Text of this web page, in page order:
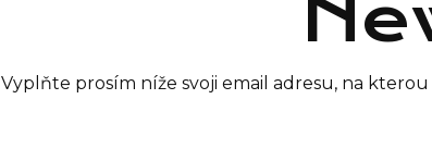
Vyplňte prosím níže svoji email adresu, na